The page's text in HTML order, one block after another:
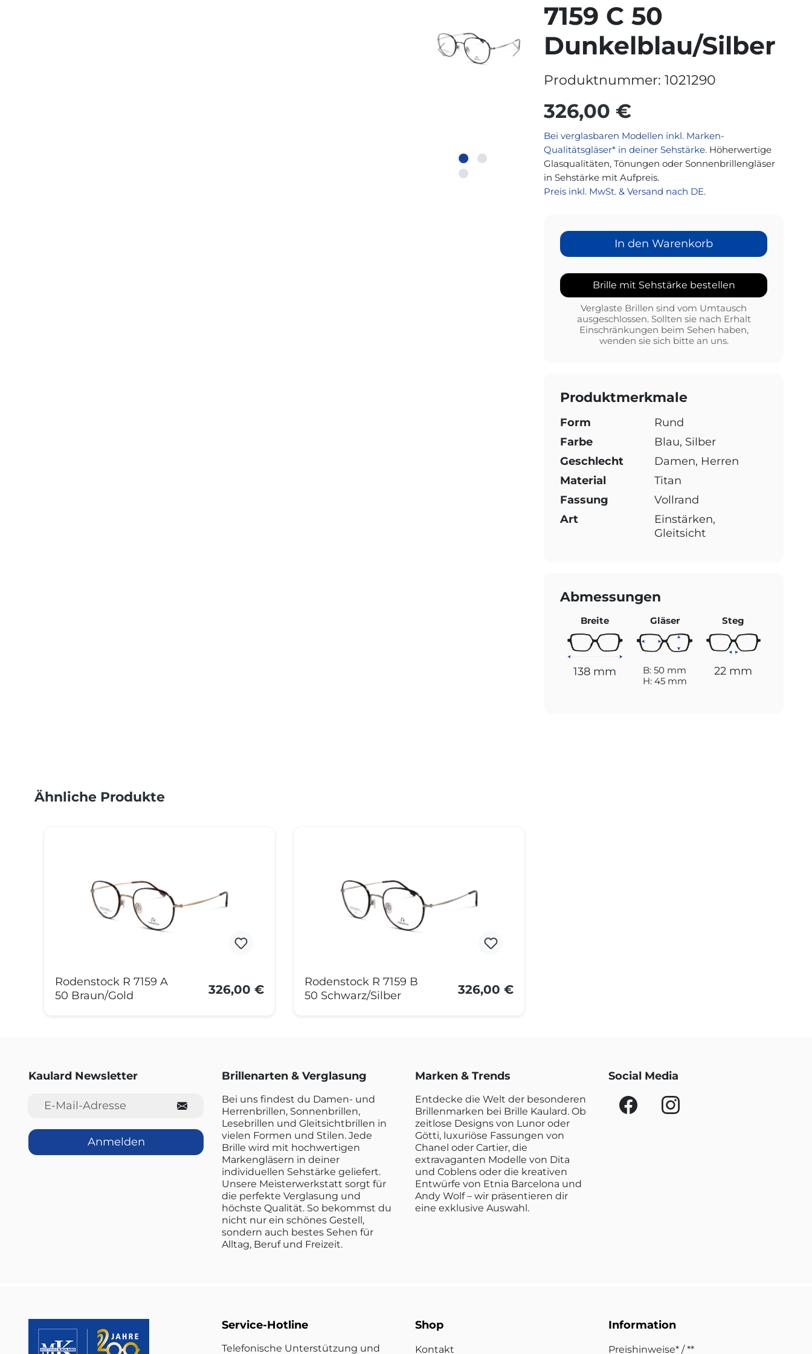
7159 C 50
Dunkelblau/Silber
Produktnummer:1021290
326,00 €
Bei verglasbaren Modellen inkl. Marken-
Qualitätsgläser* in deiner Sehstärke. Höherwertige
Glasqualitäten, Tönungen oder Sonnenbrillengläser
in Sehstärke mit Aufpreis.
Preis inkl. MwSt. & Versand nach DE.
In den Warenkorb
Brille mit Sehstärke bestellen
Verglaste Brillen sind vom Umtausch
ausgeschlossen. Sollten sie nach Erhalt
Einschränkungen beim Sehen haben,
wenden sie sich bitte an uns.
Produktmerkmale
Form
Rund
Farbe
Blau, Silber
Geschlecht
Damen, Herren
Material
Titan
Fassung
Vollrand
Art
Einstärken,
Gleitsicht
Abmessungen
Breite
138 mm
Gläser
B: 50 mm
H: 45 mm
Steg
22 mm
Ähnliche Produkte
Rodenstock R 7159 A
50 Braun/Gold
326,00 €
Rodenstock R 7159 B
50 Schwarz/Silber
326,00 €
Kaulard Newsletter
E-Mail-Adresse
Anmelden
Brillenarten & Verglasung
Bei uns findest du Damen- und
Herrenbrillen, Sonnenbrillen,
Lesebrillen und Gleitsichtbrillen in
vielen Formen und Stilen. Jede
Brille wird mit hochwertigen
Markengläsern in deiner
individuellen Sehstärke geliefert.
Unsere Meisterwerkstatt sorgt für
die perfekte Verglasung und
höchste Qualität. So bekommst du
nicht nur ein schönes Gestell,
sondern auch bestes Sehen für
Alltag, Beruf und Freizeit.
Marken & Trends
Entdecke die Welt der besonderen
Brillenmarken bei Brille Kaulard. Ob
zeitlose Designs von Lunor oder
Götti, luxuriöse Fassungen von
Chanel oder Cartier, die
extravaganten Modelle von Dita
und Coblens oder die kreativen
Entwürfe von Etnia Barcelona und
Andy Wolf – wir präsentieren dir
eine exklusive Auswahl.
Social Media
Service-Hotline
Telefonische Unterstützung und
Shop
Kontakt
Information
Preishinweise* / **